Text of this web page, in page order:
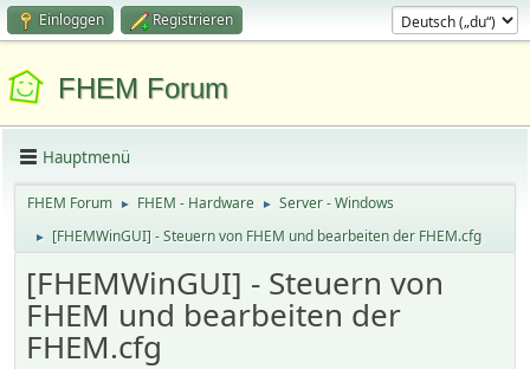
Einloggen Registrieren
FHEM Forum
Hauptmenü
FHEM Forum ► FHEM - Hardware ► Server - Windows
► [FHEMWinGUI] - Steuern von FHEM und bearbeiten der FHEM.cfg
[FHEMWinGUI] - Steuern von
FHEM und bearbeiten der
FHEM.cfg